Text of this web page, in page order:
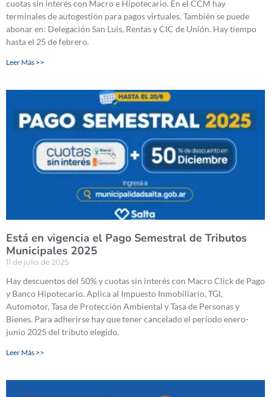
cuotas sin interés con Macro e Hipotecario. En el CCM hay
terminales de autogestión para pagos virtuales. También se puede
abonar en: Delegación San Luis, Rentas y CIC de Unión. Hay tiempo
hasta el 25 de febrero.
Leer Más >>
Está en vigencia el Pago Semestral de Tributos
Municipales 2025
11 de julio de 2025
Hay descuentos del 50% y cuotas sin interés con Macro Click de Pago
y Banco Hipotecario. Aplica al Impuesto Inmobiliario, TGI,
Automotor, Tasa de Protección Ambiental y Tasa de Personas y
Bienes. Para adherirse hay que tener cancelado el período enero-
junio 2025 del tributo elegido.
Leer Más >>